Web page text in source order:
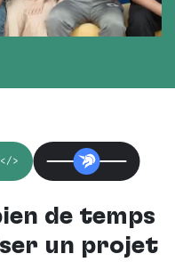
>
de temps
un projet